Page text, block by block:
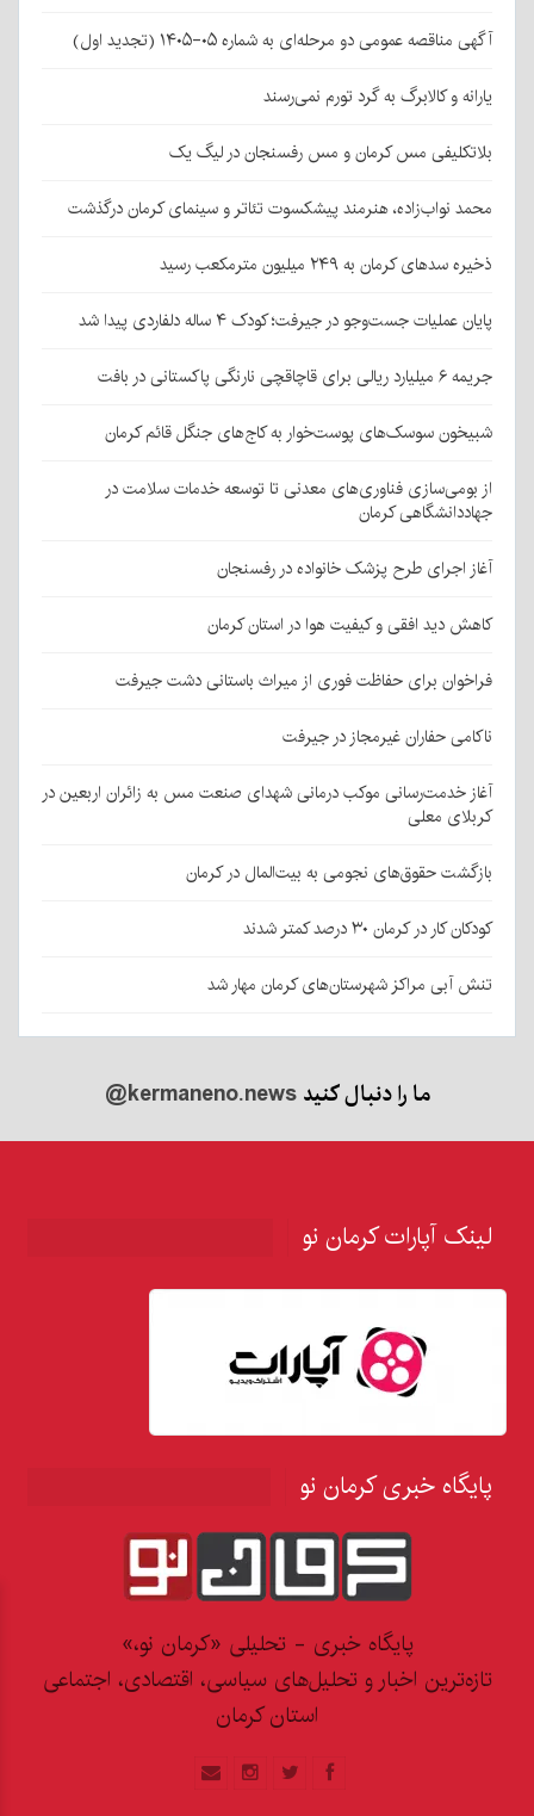
آگهی مناقصه عمومی دو مرحله‌ای به شماره ۰۵-۱۴۰۵ (تجدید اول)
یارانه و کالابرگ به گرد تورم نمی‌رسند
بلاتکلیفی مس کرمان و مس رفسنجان در لیگ یک
محمد نواب‌زاده، هنرمند پیشکسوت تئاتر و سینمای کرمان درگذشت
ذخیره سدهای کرمان به ۲۴۹ میلیون مترمکعب رسید
پایان عملیات جست‌وجو در جیرفت؛ کودک ۴ ساله دلفاردی پیدا شد
جریمه ۶ میلیارد ریالی برای قاچاقچی نارنگی پاکستانی در بافت
شبیخون سوسک‌های پوست‌خوار به کاج‌های جنگل قائم کرمان
از بومی‌سازی فناوری‌های معدنی تا توسعه خدمات سلامت در
جهاددانشگاهی کرمان
آغاز اجرای طرح پزشک خانواده در رفسنجان
کاهش دید افقی و کیفیت هوا در استان کرمان
فراخوان برای حفاظت فوری از میراث باستانی دشت جیرفت
ناکامی حفاران غیرمجاز در جیرفت
آغاز خدمت‌رسانی موکب درمانی شهدای صنعت مس به زائران اربعین در
کربلای معلی
بازگشت حقوق‌های نجومی به بیت‌المال در کرمان
کودکان کار در کرمان ۳۰ درصد کمتر شدند
تنش آبی مراکز شهرستان‌های کرمان مهار شد
ما را دنبال کنید@kermaneno.news
لینک آپارات کرمان نو
پایگاه خبری کرمان نو
پایگاه خبری - تحلیلی «کرمان نو،»
تازه‌ترین اخبار و تحلیل‌های سیاسی، اقتصادی، اجتماعی
استان کرمان